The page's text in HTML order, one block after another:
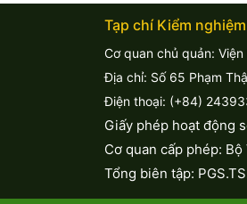
Tạp chí Kiểm
Cơ quan chủ quản:
Địa chỉ: Số 65 Phạm
Điện thoại: (+84)
Giấy phép hoạt động
Cơ quan cấp phép:
Tổng biên tập: